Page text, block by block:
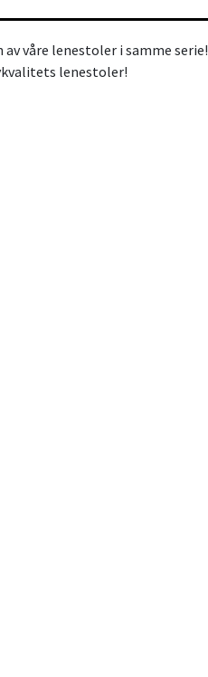
våre lenestoler i samme serie!
lenestoler!